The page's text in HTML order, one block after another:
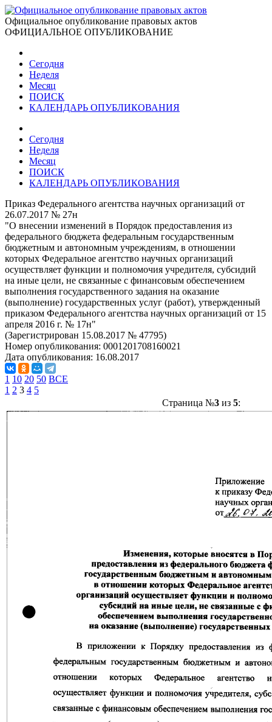
Официальное опубликование правовых актов
ОФИЦИАЛЬНОЕ ОПУБЛИКОВАНИЕ
Сегодня
Неделя
Месяц
ПОИСК
КАЛЕНДАРЬ ОПУБЛИКОВАНИЯ
Сегодня
Неделя
Месяц
ПОИСК
КАЛЕНДАРЬ ОПУБЛИКОВАНИЯ
Приказ Федерального агентства научных организаций от
26.07.2017 № 27н
"О внесении изменений в Порядок предоставления из
федерального бюджета федеральным государственным
бюджетным и автономным учреждениям, в отношении
которых Федеральное агентство научных организаций
осуществляет функции и полномочия учредителя, субсидий
на иные цели, не связанные с финансовым обеспечением
выполнения государственного задания на оказание
(выполнение) государственных услуг (работ), утвержденный
приказом Федерального агентства научных организаций от 15
апреля 2016 г. № 17н"
(Зарегистрирован 15.08.2017 № 47795)
Номер опубликования: 0001201708160021
Дата опубликования: 16.08.2017
1 10 20 50 ВСЕ
1 2 3 4 5
Страница №3из 5: